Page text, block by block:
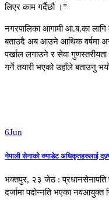
लिएर काम गर्दैछौ ।”
नगरपालिका आगामी आ.ब.का लागि
बताउदै अब आउने आथिक वर्षमा
पर्खाल लगाउने र सेवा
गर्ने तयारी भएको उहाँले बताउनु
6Jun
नेपाली सेनाको क्याडेट अधिकृतहरुलाई
भक्तपुर, २३ जेठ : प्रधानसेनापति
दर्जामा पदोन्नति भएका नवआयुक्त